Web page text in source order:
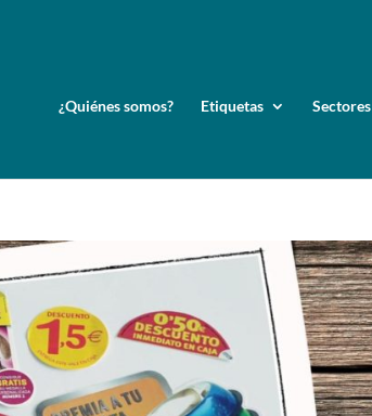
¿Quiénes somos? Etiquetas Sectores